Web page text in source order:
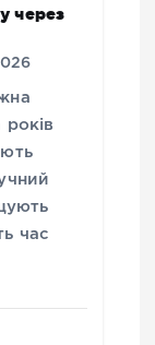
через
час